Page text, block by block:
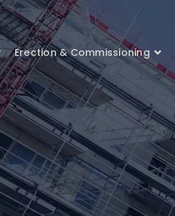
Erection & Commissioning